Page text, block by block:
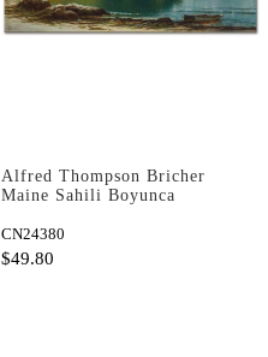
Alfred Thompson Bricher
Maine Sahili Boyunca
CN24380
$49.80